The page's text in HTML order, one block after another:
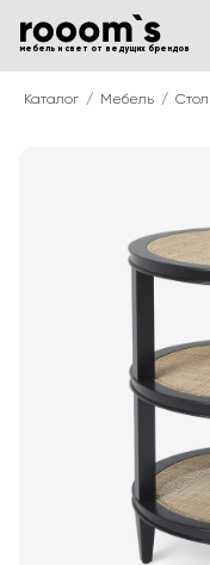
мебель и свет от ведущих брендов
Каталог Мебель